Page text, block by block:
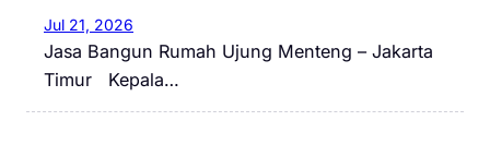
Jul 21, 2026
Jasa Bangun Rumah Ujung Menteng – Jakarta
Timur Kepala…